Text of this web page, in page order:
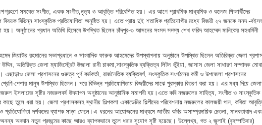
সমবেত সংগীত, একক সংগীত,নৃত্য ও আবৃত্তি পরিবেশিত হয়। এর আগে প্রাথমিক মাধ্যমিক ও কলেজ শিক্ষার্থীদের
বিভিন্ন সাংস্কৃতিক প্রতিযোগিতা অনুষ্ঠিত হয়। এতে প্রায় দুই শতাধিক প্রতিযোগীর মধ্যে বিজয়ী ২৭ জনকে সনদ -
হয়। অনুষ্ঠানের প্রধান অতিথি হিসেবে উপস্থিত ছিলেন চাঁদপুর-৩ আসনের সংসদ সদস্য শেখ ফরিদ আহম্মেদ মানিকের সহধর্মিনী
জিয়াউর রহমানের সভাপ্রধানে ও সাংবাদিক ফারুক আহমেদের উপস্থাপনায় অনুষ্ঠানে উপস্থিত ছিলেন অতিরিক্ত জেলা
উদ্দিন, অতিরিক্ত জেলা ম্যাজিস্ট্রেট উজালা রানী চাকমা,সাংস্কৃতিক ব্যক্তিত্ব লিটন ভূঁইয়া, জাসাস জেলা সাধারণ সম্পাদক
এছাড়াও জেলা প্রশাসনের গুরুত্ব পূর্ণ কর্মকর্তা, রাজনৈতিক ব্যক্তিবর্গ, সংস্কৃতিক সংগঠনের কর্মী ও উপজেলা প্রশাসনের
শ্রেণি-পেশার মানুষ উপস্থিত ছিলেন। পরে বিভিন্ন প্রতিযোগিতায় বিজয়ীদের মাঝে পুরস্কার বিতরণ করা হয়। এর মধ্য দিয়ে
ইসলামের সৃষ্টির নজরুলবর্ষ উদযাপন অনুষ্ঠানের আনুষ্ঠানিক সমাপনী হয়।এতে কবি নজরুলের সাহিত্য, সংগীত ও সাংস্কৃতিক
কাছে তুলে ধরা হয়। জেলা প্রশাসকসহ স্থানীয় শিল্পকলা একাডেমির শিল্পীদের পরিবেশনায় নজরুলের কালজয়ী গান, কবিতা
প্রতিযোগিতা দর্শকদের ব্যাপক সাড়া ফেলে।এ ধরনের আয়োজনের মাধ্যমে জাতীয় কবির অসাম্প্রদায়িক চেতনা, মানবতাবাদ এবং
অনন্য অবদান নতুন প্রজন্মের কাছে আরও ব্যাপকভাবে তুলে ধরার সুযোগ সৃষ্টি হয়েছে। উল্লেখ্য, গত ২ জুলাই (বৃহস্পতিবার)